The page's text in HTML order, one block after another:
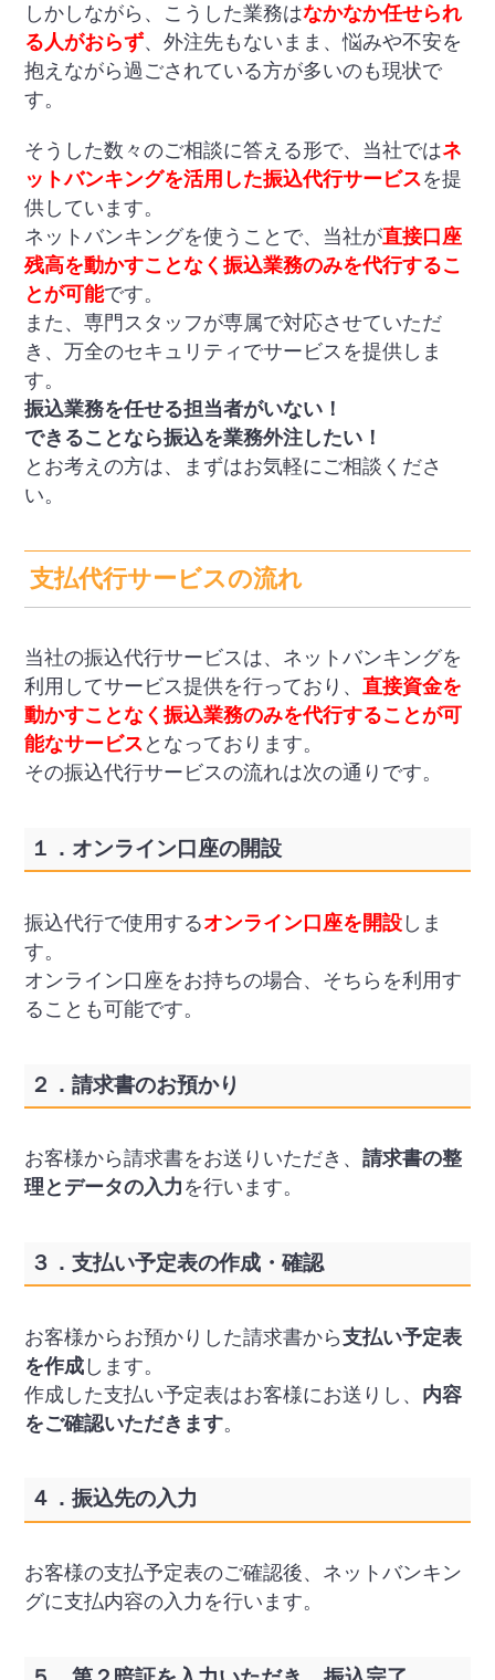
しかしながら、こうした業務はなかなか任せられ
る人がおらず、外注先もないまま、悩みや不安を
抱えながら過ごされている方が多いのも現状で
す。
そうした数々のご相談に答える形で、当社ではネ
ットバンキングを活用した振込代行サービスを提
供しています。
ネットバンキングを使うことで、当社が直接口座
残高を動かすことなく振込業務のみを代行するこ
とが可能です。
また、専門スタッフが専属で対応させていただ
き、万全のセキュリティでサービスを提供しま
す。
振込業務を任せる担当者がいない！
できることなら振込を業務外注したい！
とお考えの方は、まずはお気軽にご相談くださ
い。
支払代行サービスの流れ
当社の振込代行サービスは、ネットバンキングを
利用してサービス提供を行っており、直接資金を
動かすことなく振込業務のみを代行することが可
能なサービス となっております。
その振込代行サービスの流れは次の通りです。
１．オンライン口座の開設
振込代行で使用するオンライン口座を開設 しま
す。
オンライン口座をお持ちの場合、そちらを利用す
ることも可能です。
２．請求書のお預かり
お客様から請求書をお送りいただき、請求書の整
理とデータの入力 を行います。
３．支払い予定表の作成・確認
お客様からお預かりした請求書から支払い予定表
を作成 します。
作成した支払い予定表はお客様にお送りし、 内容
をご確認いただきます。
４．振込先の入力
お客様の支払予定表のご確認後、ネットバンキン
グに支払内容の入力を行います。